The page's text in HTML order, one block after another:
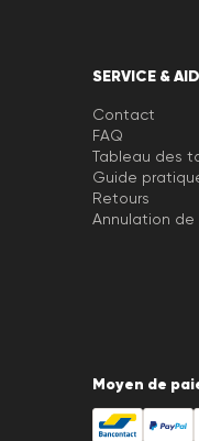
SERVICE &
Contact
FAQ
Tableau des
Guide
Retours
Annulation
Moyen de